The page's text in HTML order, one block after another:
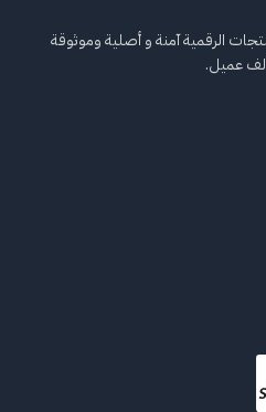
الرقمية آمنة و أصلية وموثوقة